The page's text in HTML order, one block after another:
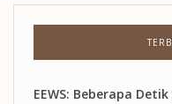
EEWS: Beberapa